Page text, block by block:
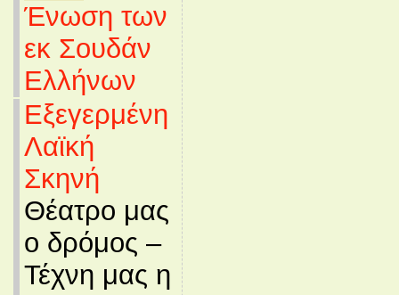
Ένωση των
εκ Σουδάν
Ελλήνων
Εξεγερμένη
Λαϊκή
Σκηνή
Θέατρο μας
ο δρόμος –
Τέχνη μας η